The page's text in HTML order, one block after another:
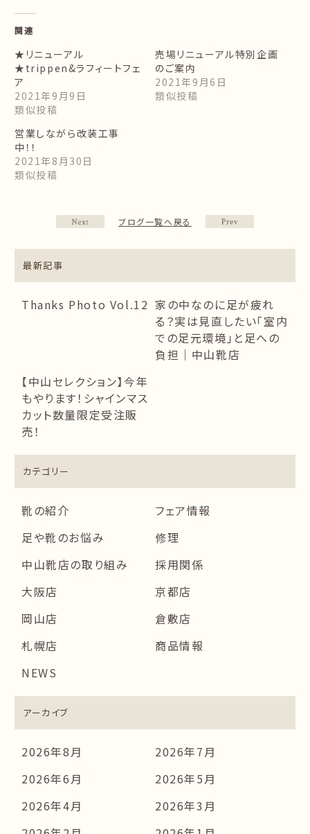
関連
★リニューアル
★trippen&ラフィートフェ
ア
2021年9月9日
類似投稿
売場リニューアル特別企画
のご案内
2021年9月6日
類似投稿
営業しながら改装工事
中！！
2021年8月30日
類似投稿
ブログ一覧へ戻る
最新記事
Thanks Photo Vol.12 家の中なのに足が疲れ
る？実は見直したい「室内
での足元環境」と足への
負担｜中山靴店
【中山セレクション】今年
もやります！シャインマス
カット数量限定受注販
売！
カテゴリー
靴の紹介
フェア情報
足や靴のお悩み
修理
中山靴店の取り組み
採用関係
大阪店
京都店
岡山店
倉敷店
札幌店
商品情報
NEWS
アーカイブ
2026年8月
2026年7月
2026年6月
2026年5月
2026年4月
2026年3月